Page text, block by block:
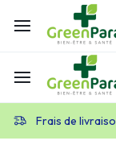
Frais de